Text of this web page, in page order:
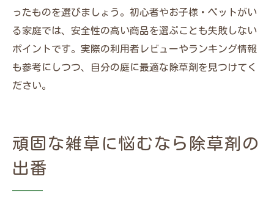
ったものを選びましょう。初心者やお子様・ペットがい
る家庭では、安全性の高い商品を選ぶことも失敗しない
ポイントです。実際の利用者レビューやランキング情報
も参考にしつつ、自分の庭に最適な除草剤を見つけてく
ださい。
頑固な雑草に悩むなら除草剤の
出番